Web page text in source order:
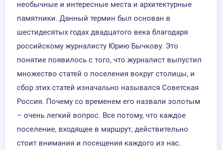
необычные и интересные места и архитектурные
памятники. Данный термин был основан в
шестидесятых годах двадцатого века благодаря
российскому журналисту Юрию Бычкову. Это
понятие появилось с того, что журналист выпустил
множество статей о поселения вокруг столицы, и
сбор этих статей изначально назывался Советская
Россия. Почему со временем его назвали золотым
– очень легкий вопрос. Все потому, что каждое
поселение, входящее в маршрут, действительно
стоит внимания и посещения каждого из нас.